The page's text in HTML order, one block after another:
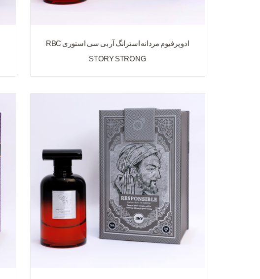
ادو پرفیوم مردانه استرانگ آر بی سی استوری RBC
STORY STRONG